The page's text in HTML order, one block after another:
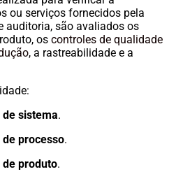
ou serviços fornecidos pela
auditoria, são avaliados os
os controles de qualidade
, a rastreabilidade e a
sistema.
processo.
produto.